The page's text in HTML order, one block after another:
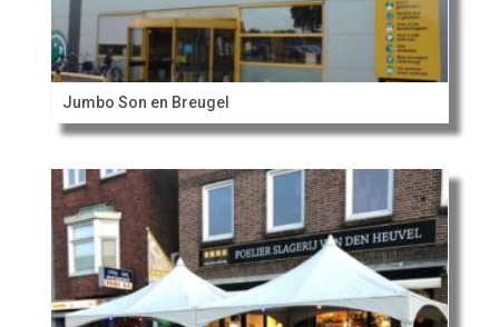
Jumbo Son en Breugel